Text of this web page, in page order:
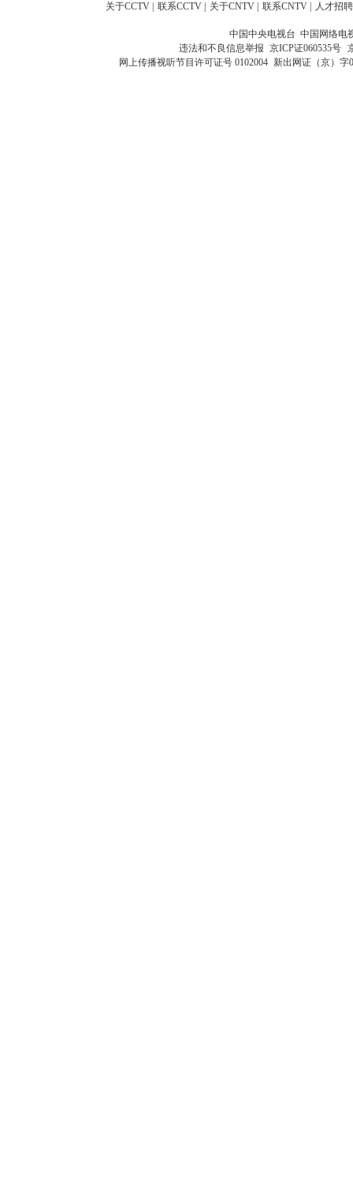
关于CCTV 联系CCTV 关于CNTV 联系CNTV 人才招聘
中国中央电视台 中国网络电
违法和不良信息举报 京ICP证060535号
网上传播视听节目许可证号 0102004 新出网证（京）